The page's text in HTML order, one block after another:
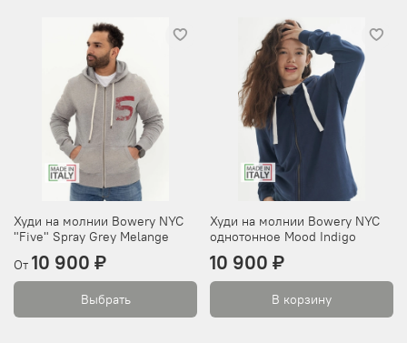
Худи на молнии Bowery NYC
"Five" Spray Grey Melange
От 10 900 ₽
Выбрать
Худи на молнии Bowery NYC
однотонное Mood Indigo
10 900 ₽
В корзину